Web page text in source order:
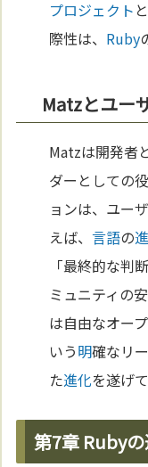
プロジェクト
際性は、 Ruby
Matzとユー
Matzは開発者
ダーとしての
ョンは、ユー
えば、言語の
「最終的な判
ミュニティの
は自由なオー
いう明確なリ
た進化を遂げ
第7章 Ruby